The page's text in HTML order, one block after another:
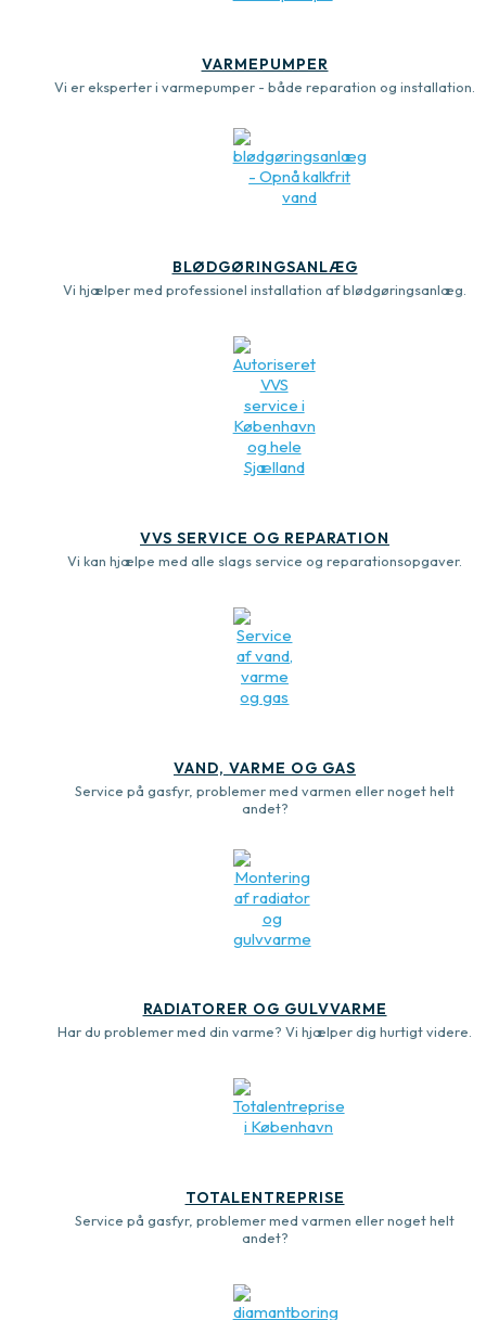
VARMEPUMPER
Vi er eksperter i varmepumper - både reparation og installation.
BLØDGØRINGSANLÆG
Vi hjælper med professionel installation af blødgøringsanlæg.
VVS SERVICE OG REPARATION
Vi kan hjælpe med alle slags service og reparationsopgaver.
VAND, VARME OG GAS
Service på gasfyr, problemer med varmen eller noget helt
andet?
RADIATORER OG GULVVARME
Har du problemer med din varme? Vi hjælper dig hurtigt videre.
TOTALENTREPRISE
Service på gasfyr, problemer med varmen eller noget helt
andet?